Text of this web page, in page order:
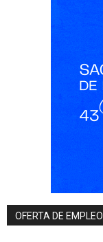
OFERTA DE EMPLEO